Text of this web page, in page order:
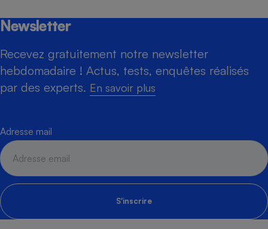
Newsletter
Recevez gratuitement notre newsletter
hebdomadaire ! Actus, tests, enquêtes réalisés
par des experts. En savoir plus
Adresse mail
S'inscrire